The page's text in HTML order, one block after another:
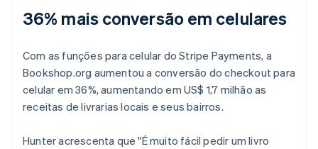
36% mais conversão em celulares
Com as funções para celular do Stripe Payments, a
Bookshop.org aumentou a conversão do checkout para
celular em 36%, aumentando em US$ 1,7 milhão as
receitas de livrarias locais e seus bairros.
Hunter acrescenta que "É muito fácil pedir um livro